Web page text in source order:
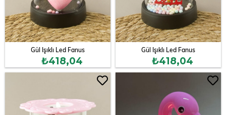
Gül Işıklı Led Fanus
₺418,04
Gül Işıklı Led Fanus
₺418,04